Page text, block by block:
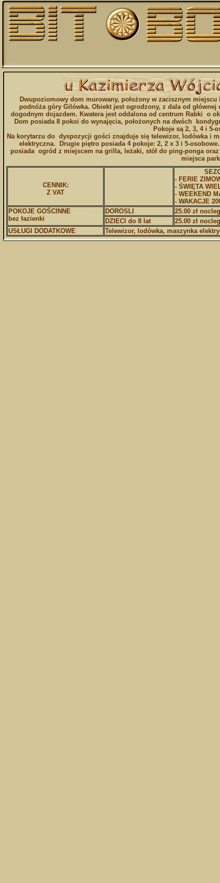
Dwupoziomowy dom murowany, położony w zacisznym
podnóża góry Gilówka. Obiekt jest ogrodzony, z dala od
dogodnym dojazdem. Kwatera jest oddalona od centrum Rabki o
Dom posiada 8 pokoi do wynajęcia, położonych na dwóch
Pokoje są 2, 3, 4 i 5-
Na korytarzu do dyspozycji gości znajduje się telewizor, lodówka i
elektryczna. Drugie piętro posiada 4 pokoje: 2, 2 x 3 i 5-
posiada ogród z miejscem na grilla, leżaki, stół do ping-ponga oraz
miejsca
CENNIK:
Z VAT
- FERIE
- ŚWIĘTA
- WEEKEND
- WAKACJE
POKOJE GOŚCINNE
bez łazienki
DOROSLI
25.00 zł nocleg
DZIECI do 8 lat
25.00 zł nocleg
USŁUGI DODATKOWE
Telewizor, lodówka, maszynka